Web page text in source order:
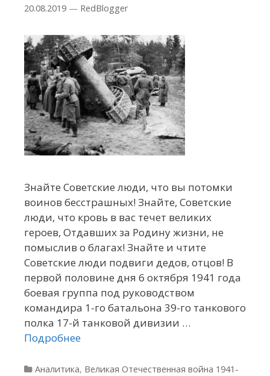
20.08.2019 — RedBlogger
Знайте Советские люди, что вы потомки
воинов бесстрашных! Знайте, Советские
люди, что кровь в вас течет великих
героев, Отдавших за Родину жизни, не
помыслив о благах! Знайте и чтите
Советские люди подвиги дедов, отцов! В
первой половине дня 6 октября 1941 года
боевая группа под руководством
командира 1-го батальона 39-го танкового
полка 17-й танковой дивизии …
Подробнее
Рубрики
Аналитика, Великая Отечественная война 1941-